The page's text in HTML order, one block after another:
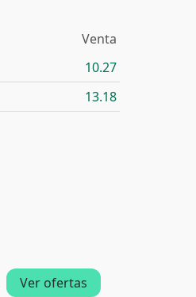
Venta
10.27
13.18
Ver ofertas